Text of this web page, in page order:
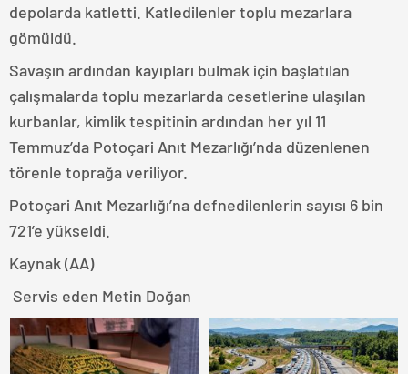
depolarda katletti. Katledilenler toplu mezarlara
gömüldü.
Savaşın ardından kayıpları bulmak için başlatılan
çalışmalarda toplu mezarlarda cesetlerine ulaşılan
kurbanlar, kimlik tespitinin ardından her yıl 11
Temmuz’da Potoçari Anıt Mezarlığı’nda düzenlenen
törenle toprağa veriliyor.
Potoçari Anıt Mezarlığı’na defnedilenlerin sayısı 6 bin
721’e yükseldi.
Kaynak (AA)
Servis eden Metin Doğan